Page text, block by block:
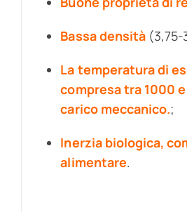
Bassa densità(3,75-
La temperatura di
compresa tra 1000 e
carico meccanico.;
Inerzia biologica,
alimentare.